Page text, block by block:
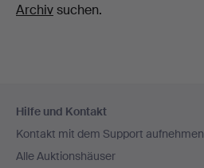
Archivsuchen.
Navigation
Hilfe und Kontakt
Kontakt mit dem Support aufnehmen
Alle Auktionshäuser